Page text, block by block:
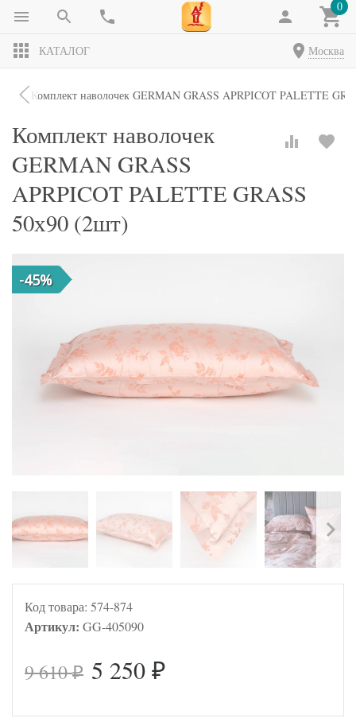
0
КАТАЛОГ Москва
Комплект наволочек GERMAN GRASS APRPICOT PALETTE
Комплект наволочек
GERMAN GRASS
APRPICOT PALETTE GRASS
50х90 (2шт)
-45%
Код товара: 574-874
Артикул: GG-405090
9 610₽ 5 250 ₽